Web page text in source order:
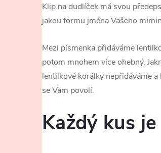
Klip na dudlíček má svou
jakou formu jména Vašeho
Mezi písmenka přidáváme
potom mnohem více ohebný.
lentilkové korálky nepřidáváme
se Vám povolí.
Každý kus